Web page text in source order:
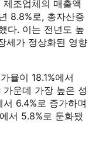
조업체의 매출액
8.8%로, 총자산증
다. 이는 전년도 높
세가 정상화된 영향
율이 18.1%에서
운데 가장 높은 성
6.4%로 증가하며
서 5.8%로 둔화됐